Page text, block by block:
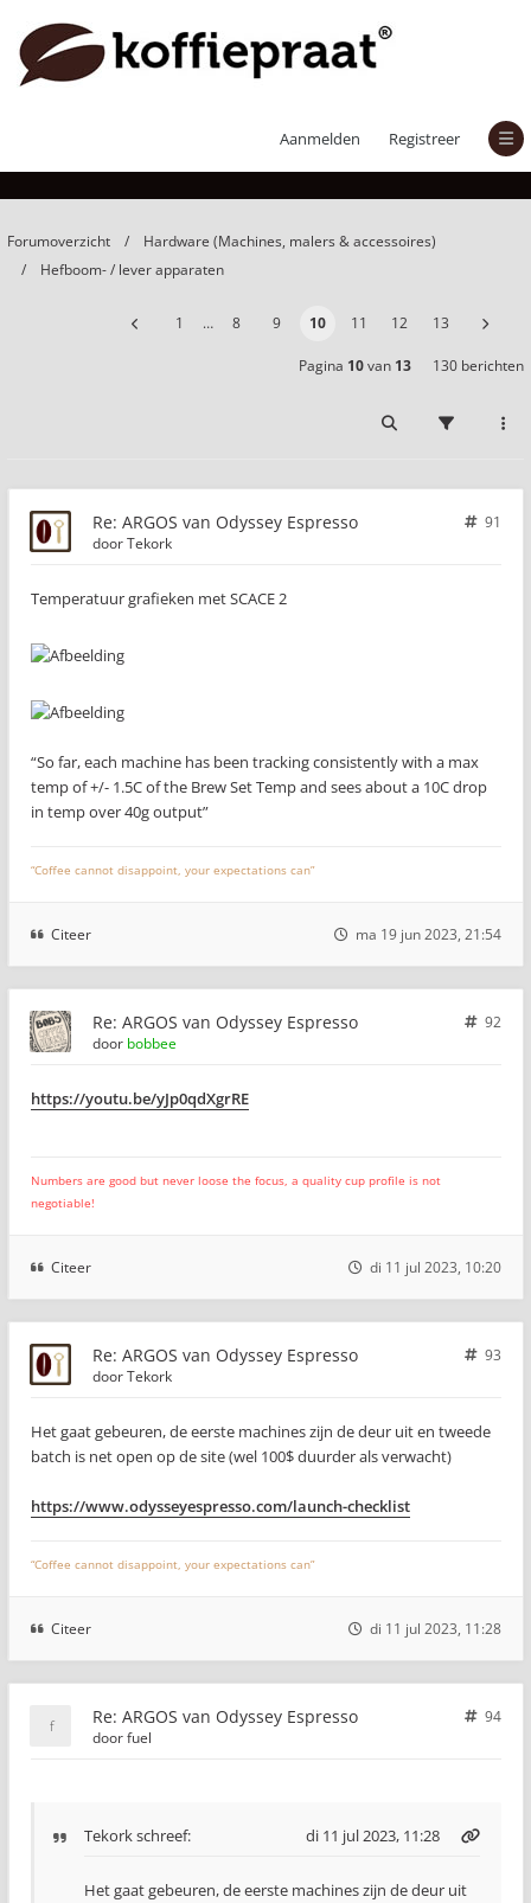
Aanmelden Registreer
ARGOS van Odyssey Espresso
Forumoverzicht
Hardware (Machines, malers & accessoires)
Hefboom- / lever apparaten
1 … 8 9 10 11 12 13
Pagina 10van 13 130 berichten
Re: ARGOS van Odyssey Espresso
91
doorTekork
Temperatuur grafieken met SCACE 2
“So far, each machine has been tracking consistently with a max
temp of +/- 1.5C of the Brew Set Temp and sees about a 10C drop
in temp over 40g output”
“Coffee cannot disappoint, your expectations can”
Citeer ma 19 jun 2023, 21:54
Re: ARGOS van Odyssey Espresso
92
door bobbee
https://youtu.be/yJp0qdXgrRE
Numbers are good but never loose the focus, a quality cup profile is not
negotiable!
Citeer di 11 jul 2023, 10:20
Re: ARGOS van Odyssey Espresso
93
doorTekork
Het gaat gebeuren, de eerste machines zijn de deur uit en tweede
batch is net open op de site (wel 100$ duurder als verwacht)
https://www.odysseyespresso.com/launch-checklist
“Coffee cannot disappoint, your expectations can”
Citeer di 11 jul 2023, 11:28
Re: ARGOS van Odyssey Espresso
94
doorfuel
Tekorkschreef: di 11 jul 2023, 11:28
Het gaat gebeuren, de eerste machines zijn de deur uit